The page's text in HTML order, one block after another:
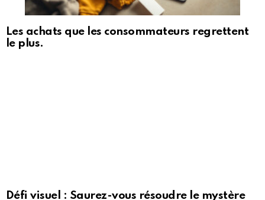
Les achats que les consommateurs regrettent
le plus.
Défi visuel : Saurez-vous résoudre le mystère